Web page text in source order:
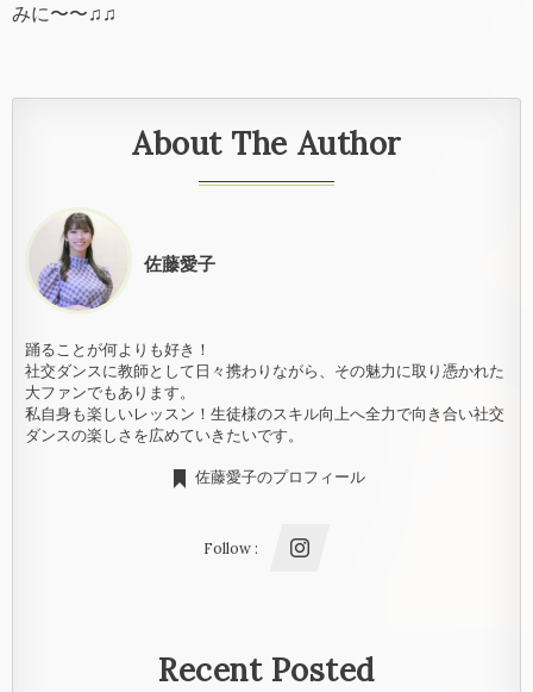
みに〜〜♫♫
About The Author
佐藤愛子
踊ることが何よりも好き！
社交ダンスに教師として日々携わりながら、その魅力に取り憑かれた
大ファンでもあります。
私自身も楽しいレッスン！生徒様のスキル向上へ全力で向き合い社交
ダンスの楽しさを広めていきたいです。
佐藤愛子のプロフィール
Follow :
Recent Posted